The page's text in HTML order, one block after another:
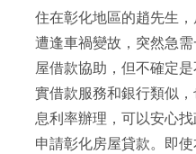
住在彰化地區的趙先生
遭逢車禍變故，突然急
屋借款協助，但不確定
實借款服務和銀行類似
息利率辦理，可以安心
申請彰化房屋貸款。即